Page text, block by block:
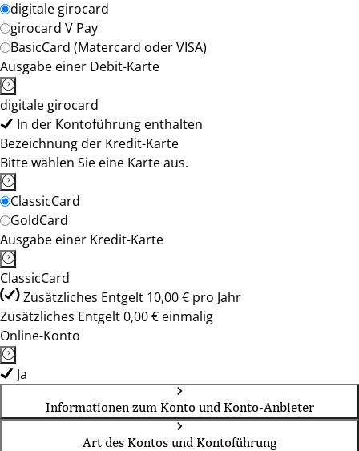
digitale girocard
girocard V Pay
BasicCard (Matercard oder VISA)
Ausgabe einer Debit-Karte
digitale girocard
In der Kontoführung enthalten
Bezeichnung der Kredit-Karte
Bitte wählen Sie eine Karte aus.
ClassicCard
GoldCard
Ausgabe einer Kredit-Karte
ClassicCard
Zusätzliches Entgelt 10,00 € pro Jahr
Zusätzliches Entgelt 0,00 € einmalig
Online-Konto
Ja
Informationen zum Konto und Konto-Anbieter
Art des Kontos und Kontoführung